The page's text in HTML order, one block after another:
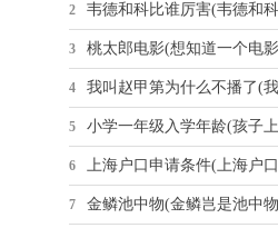
2 韦德和科比谁厉害(韦德和
3 桃太郎电影(想知道一个电
4 我叫赵甲第为什么不播了(
5 小学一年级入学年龄(孩子
6 上海户口申请条件(上海户
7 金鳞池中物(金鳞岂是池中